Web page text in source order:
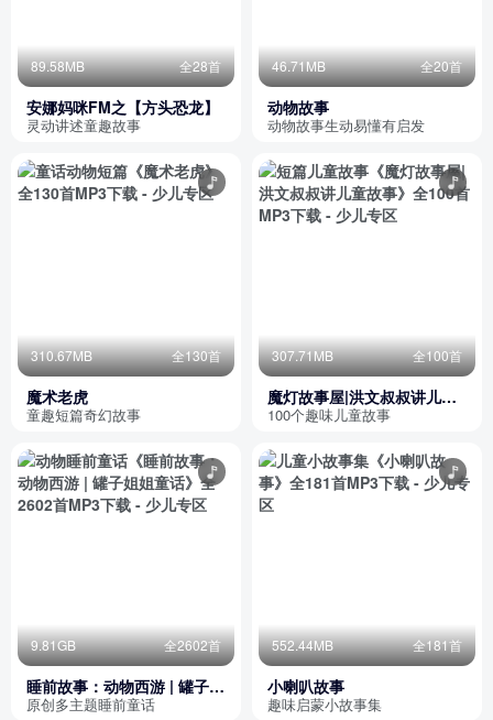
89.58MB 全28首
安娜妈咪FM之【方头恐龙】
灵动讲述童趣故事
46.71MB 全20首
动物故事
动物故事生动易懂有启发
310.67MB 全130首
魔术老虎
童趣短篇奇幻故事
307.71MB 全100首
魔灯故事屋|洪文叔叔讲儿童
故事
100个趣味儿童故事
9.81GB 全2602首
睡前故事：动物西游 | 罐子姐
姐童话
原创多主题睡前童话
552.44MB 全181首
小喇叭故事
趣味启蒙小故事集